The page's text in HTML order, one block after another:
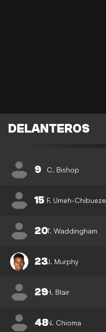
DELANTEROS
9 C. Bishop
15 F. Umeh-Chibueze
20T. Waddingham
23J. Murphy
29H. Blair
48N. Chioma